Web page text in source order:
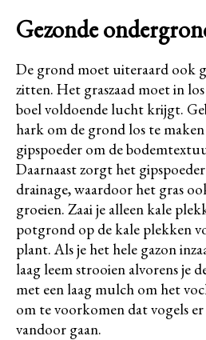
Gezonde
De grond moet uiteraard ook
zitten. Het graszaad moet in
boel voldoende lucht krijgt.
hark om de grond los te
gipspoeder om de
Daarnaast zorgt het
drainage, waardoor het gras
groeien. Zaai je alleen kale
potgrond op de kale plekken
plant. Als je het hele gazon
laag leem strooien alvorens je
met een laag mulch om het
om te voorkomen dat vogels er
vandoor gaan.